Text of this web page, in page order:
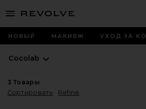
menu - shows more content
НОВЫЙ МАКИЯЖ УХОД ЗА
Cocolab
3Товары
Сортировать
Refine